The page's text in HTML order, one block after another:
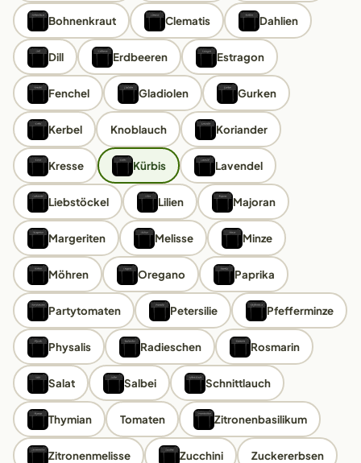
Bohnenkraut Clematis Dahlien
Dill Erdbeeren Estragon
Fenchel Gladiolen Gurken
Kerbel Knoblauch Koriander
Kresse Kürbis Lavendel
Liebstöckel Lilien Majoran
Margeriten Melisse Minze
Möhren Oregano Paprika
Partytomaten Petersilie Pfefferminze
Physalis Radieschen Rosmarin
Salat Salbei Schnittlauch
Thymian Tomaten Zitronenbasilikum
Zitronenmelisse Zucchini Zuckererbsen